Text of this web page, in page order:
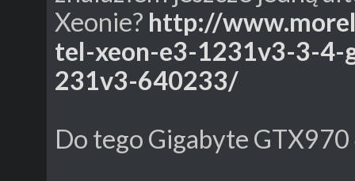
Xeonie? http://
tel-xeon-e3-1231v3-3-4-
231v3-640233/
Do tego Gigabyte GTX970